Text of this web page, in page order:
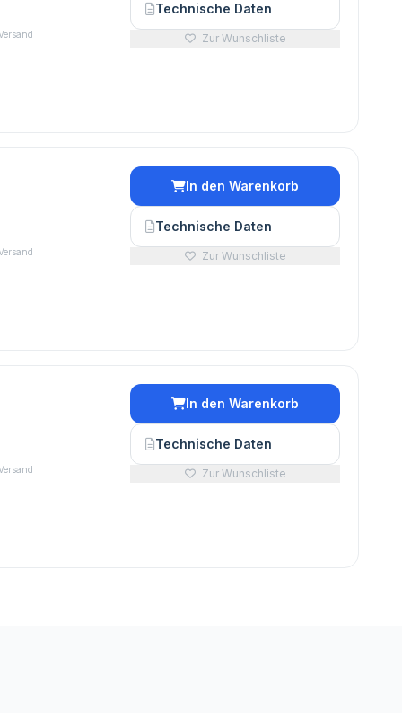
Technische Daten
Zur Wunschliste
In den Warenkorb
Technische Daten
Zur Wunschliste
In den Warenkorb
Technische Daten
Zur Wunschliste